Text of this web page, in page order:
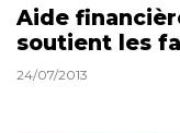
Aide
soutient les
24/07/2013